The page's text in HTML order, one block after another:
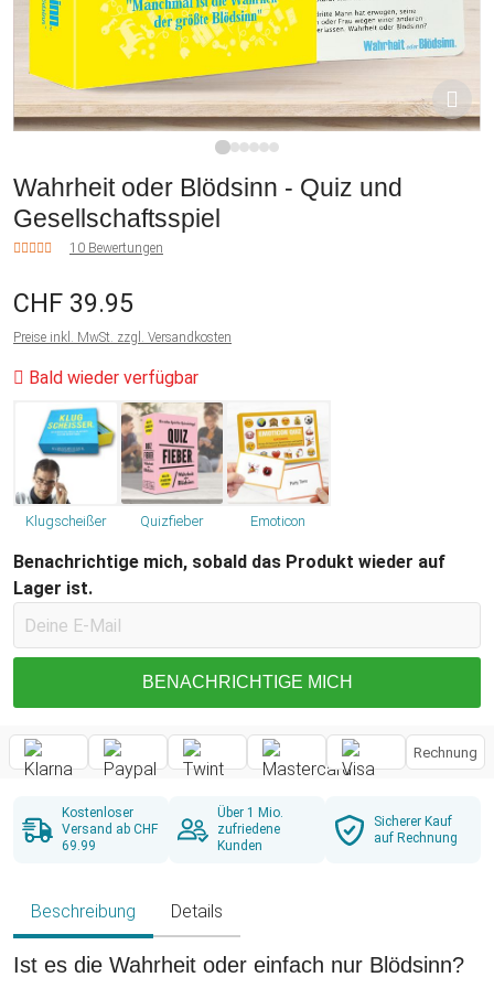
Wahrheit oder Blödsinn - Quiz und
Gesellschaftsspiel
10 Bewertungen
CHF 39.95
Preise inkl. MwSt. zzgl. Versandkosten
Bald wieder verfügbar
Klugscheißer Quizfieber Emoticon
Benachrichtige mich, sobald das Produkt wieder auf
Lager ist.
BENACHRICHTIGE MICH
Rechnung
Kostenloser
Versand ab CHF
69.99
Über 1 Mio.
zufriedene
Kunden
Sicherer Kauf
auf Rechnung
Beschreibung Details
Ist es die Wahrheit oder einfach nur Blödsinn?